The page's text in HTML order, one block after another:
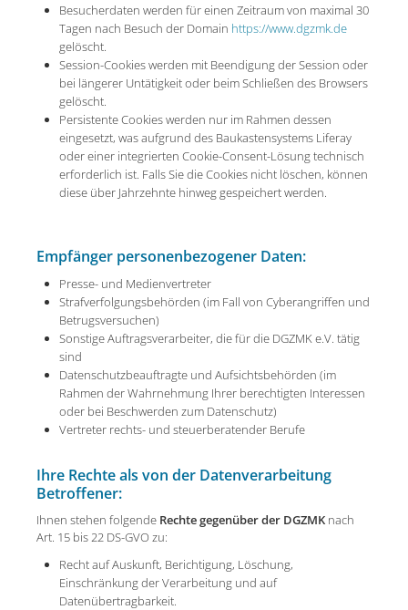
Besucherdaten werden für einen Zeitraum von maximal 30
Tagen nach Besuch der Domain https://www.dgzmk.de
gelöscht.
Session-Cookies werden mit Beendigung der Session oder
bei längerer Untätigkeit oder beim Schließen des Browsers
gelöscht.
Persistente Cookies werden nur im Rahmen dessen
eingesetzt, was aufgrund des Baukastensystems Liferay
oder einer integrierten Cookie-Consent-Lösung technisch
erforderlich ist. Falls Sie die Cookies nicht löschen, können
diese über Jahrzehnte hinweg gespeichert werden.
Empfänger personenbezogener Daten:
Presse- und Medienvertreter
Strafverfolgungsbehörden (im Fall von Cyberangriffen und
Betrugsversuchen)
Sonstige Auftragsverarbeiter, die für die DGZMK e.V. tätig
sind
Datenschutzbeauftragte und Aufsichtsbehörden (im
Rahmen der Wahrnehmung Ihrer berechtigten Interessen
oder bei Beschwerden zum Datenschutz)
Vertreter rechts- und steuerberatender Berufe
Ihre Rechte als von der Datenverarbeitung
Betroffener:
Ihnen stehen folgende Rechte gegenüber der DGZMK nach
Art. 15 bis 22 DS-GVO zu:
Recht auf Auskunft, Berichtigung, Löschung,
Einschränkung der Verarbeitung und auf
Datenübertragbarkeit.